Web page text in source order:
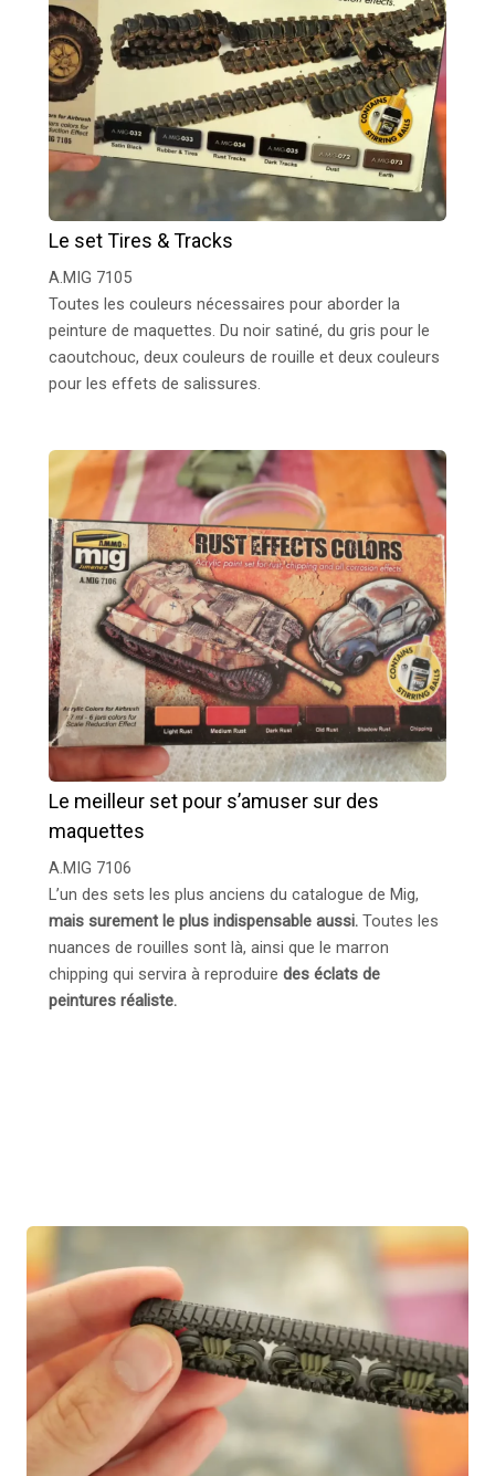
Le set Tires & Tracks
A.MIG 7105
Toutes les couleurs nécessaires pour aborder la
peinture de maquettes. Du noir satiné, du gris pour le
caoutchouc, deux couleurs de rouille et deux couleurs
pour les effets de salissures.
Le meilleur set pour s’amuser sur des
maquettes
A.MIG 7106
L’un des sets les plus anciens du catalogue de Mig,
mais surement le plus indispensable aussi. Toutes les
nuances de rouilles sont là, ainsi que le marron
chipping qui servira à reproduire des éclats de
peintures réaliste.